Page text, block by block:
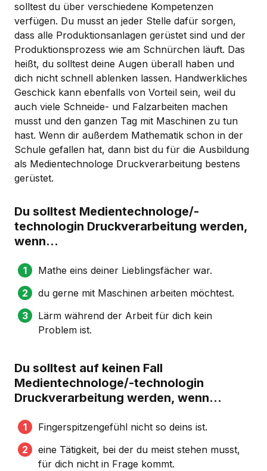
solltest du über verschiedene Kompetenzen
verfügen. Du musst an jeder Stelle dafür sorgen,
dass alle Produktionsanlagen gerüstet sind und der
Produktionsprozess wie am Schnürchen läuft. Das
heißt, du solltest deine Augen überall haben und
dich nicht schnell ablenken lassen. Handwerkliches
Geschick kann ebenfalls von Vorteil sein, weil du
auch viele Schneide- und Falzarbeiten machen
musst und den ganzen Tag mit Maschinen zu tun
hast. Wenn dir außerdem Mathematik schon in der
Schule gefallen hat, dann bist du für die Ausbildung
als Medientechnologe Druckverarbeitung bestens
gerüstet.
Du solltest Medientechnologe/-
technologin Druckverarbeitung werden,
wenn...
Mathe eins deiner Lieblingsfächer war.
du gerne mit Maschinen arbeiten möchtest.
Lärm während der Arbeit für dich kein
Problem ist.
Du solltest auf keinen Fall
Medientechnologe/-technologin
Druckverarbeitung werden, wenn...
Fingerspitzengefühl nicht so deins ist.
eine Tätigkeit, bei der du meist stehen musst,
für dich nicht in Frage kommt.